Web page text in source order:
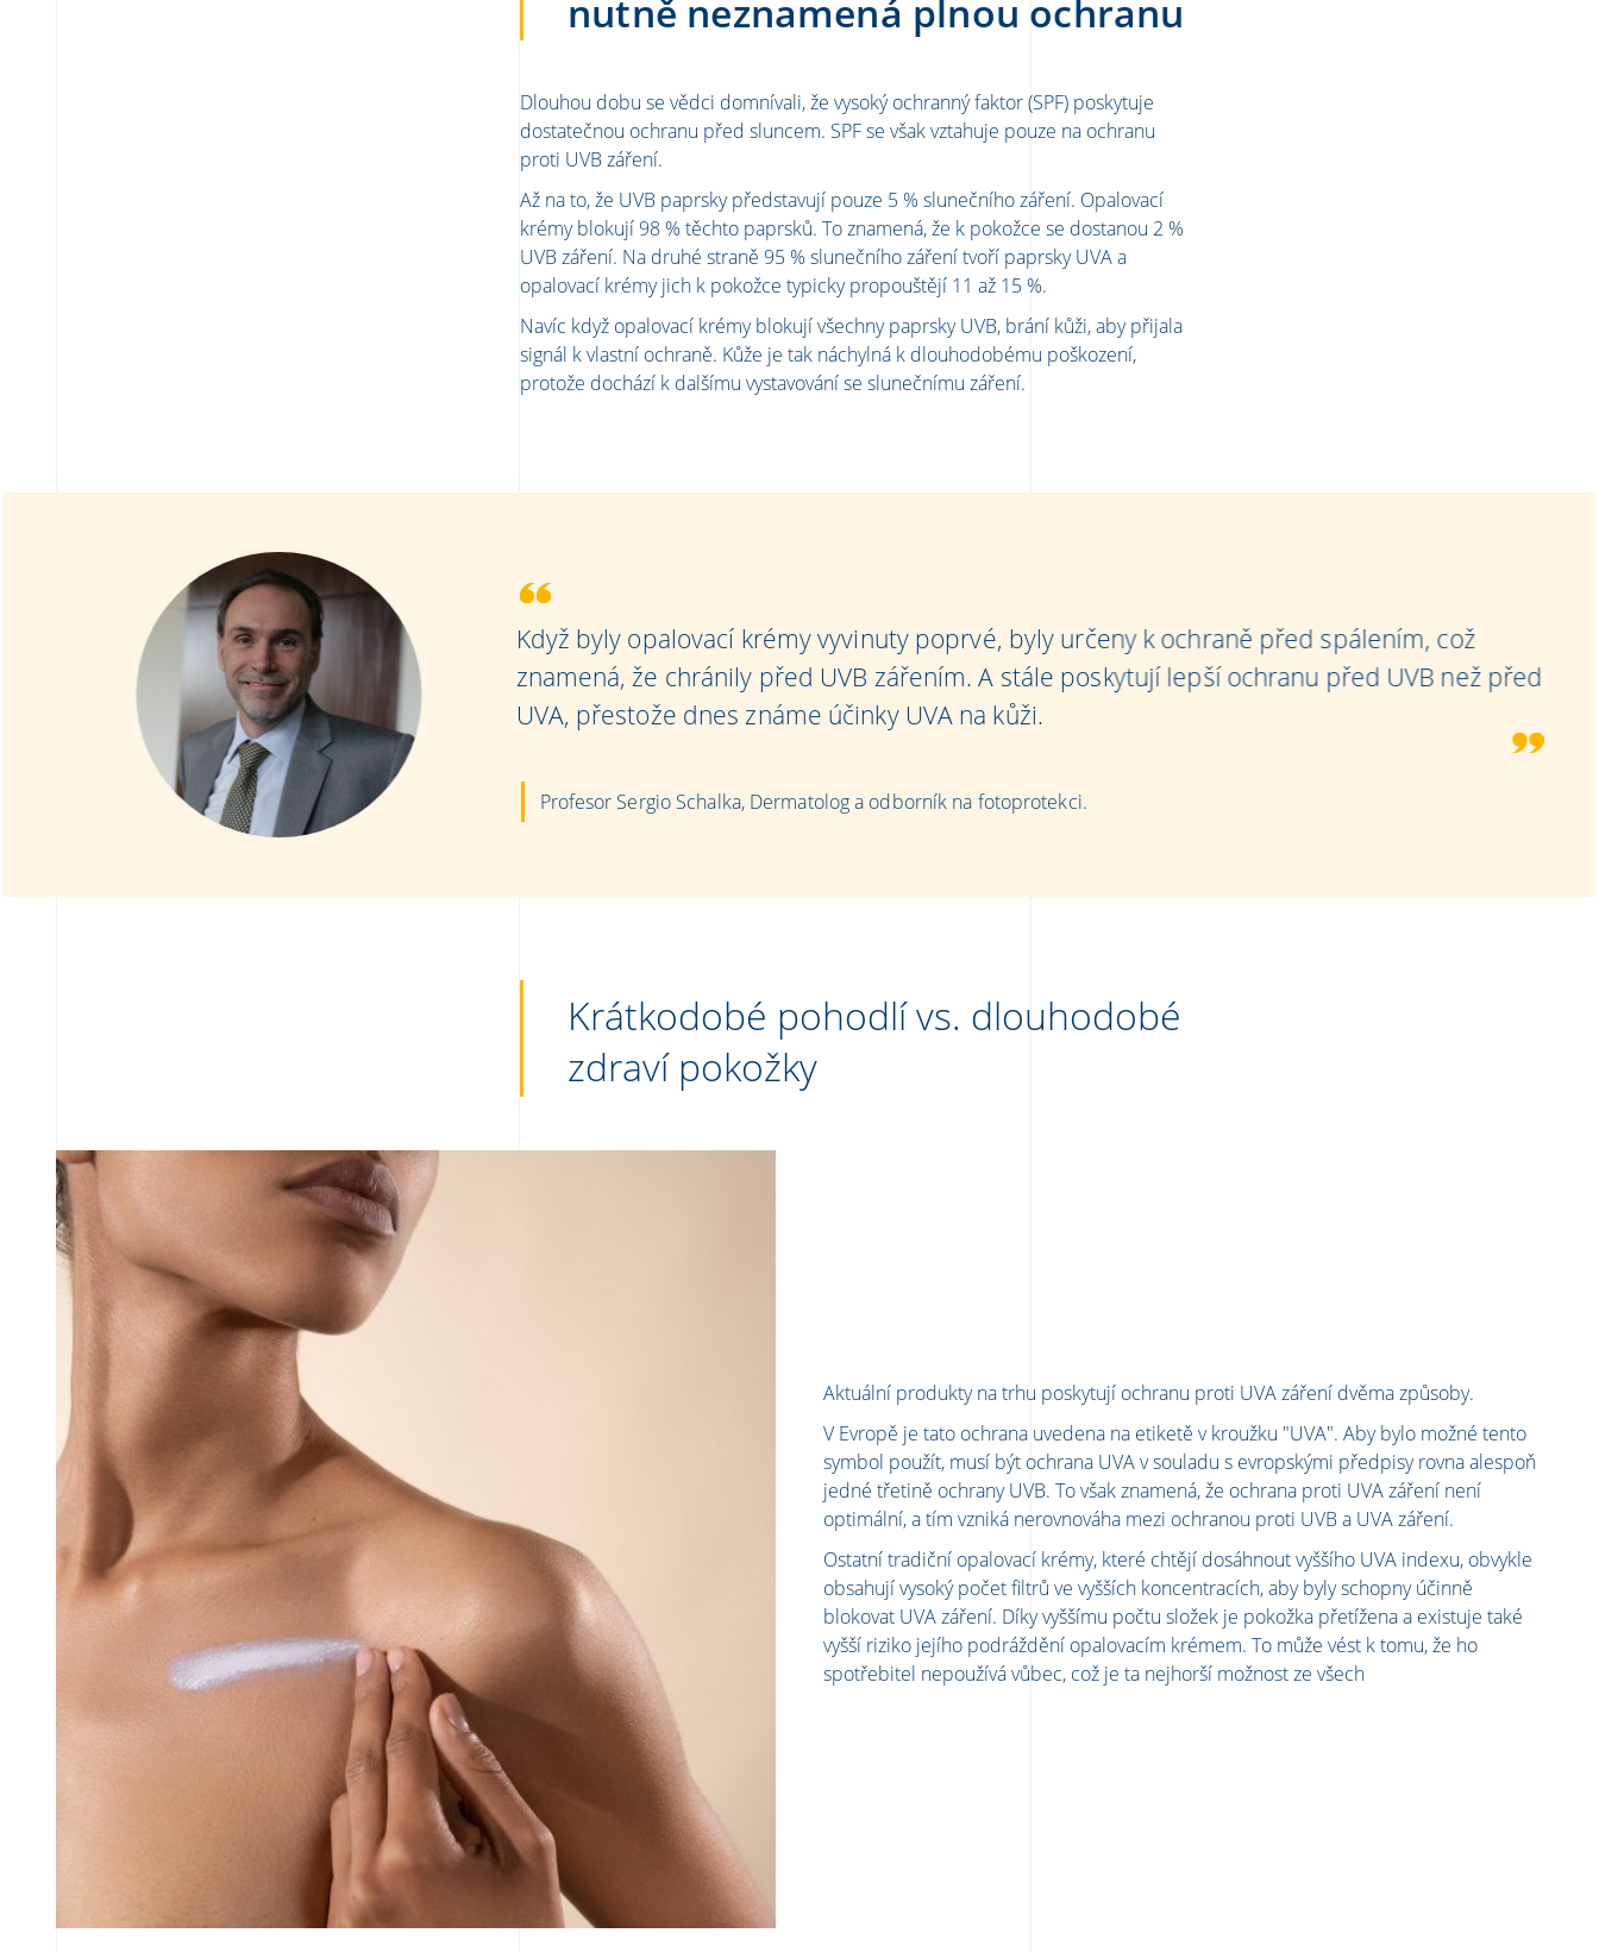
nutně neznamená plnou ochranu
Dlouhou dobu se vědci domnívali, že vysoký ochranný faktor (SPF) poskytuje
dostatečnou ochranu před sluncem. SPF se však vztahuje pouze na ochranu
proti UVB záření.
Až na to, že UVB paprsky představují pouze 5 % slunečního záření. Opalovací
krémy blokují 98 % těchto paprsků. To znamená, že k pokožce se dostanou 2 %
UVB záření. Na druhé straně 95 % slunečního záření tvoří paprsky UVA a
opalovací krémy jich k pokožce typicky propouštějí 11 až 15 %.
Navíc když opalovací krémy blokují všechny paprsky UVB, brání kůži, aby přijala
signál k vlastní ochraně. Kůže je tak náchylná k dlouhodobému poškození,
protože dochází k dalšímu vystavování se slunečnímu záření.
Když byly opalovací krémy vyvinuty poprvé, byly určeny k ochraně před spálením, což
znamená, že chránily před UVB zářením. A stále poskytují lepší ochranu před UVB než před
UVA, přestože dnes známe účinky UVA na kůži.
Profesor Sergio Schalka, Dermatolog a odborník na fotoprotekci.
Krátkodobé pohodlí vs. dlouhodobé
zdraví pokožky
Aktuální produkty na trhu poskytují ochranu proti UVA záření dvěma způsoby.
V Evropě je tato ochrana uvedena na etiketě v kroužku "UVA". Aby bylo možné tento
symbol použít, musí být ochrana UVA v souladu s evropskými předpisy rovna alespoň
jedné třetině ochrany UVB. To však znamená, že ochrana proti UVA záření není
optimální, a tím vzniká nerovnováha mezi ochranou proti UVB a UVA záření.
Ostatní tradiční opalovací krémy, které chtějí dosáhnout vyššího UVA indexu, obvykle
obsahují vysoký počet filtrů ve vyšších koncentracích, aby byly schopny účinně
blokovat UVA záření. Díky vyššímu počtu složek je pokožka přetížena a existuje také
vyšší riziko jejího podráždění opalovacím krémem. To může vést k tomu, že ho
spotřebitel nepoužívá vůbec, což je ta nejhorší možnost ze všech